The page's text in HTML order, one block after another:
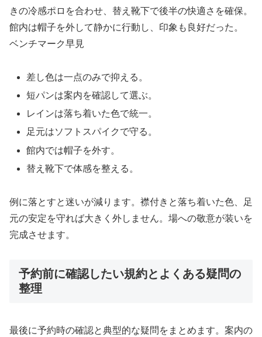
きの冷感ポロを合わせ、替え靴下で後半の快適さを確保。
館内は帽子を外して静かに行動し、印象も良好だった。
ベンチマーク早見
差し色は一点のみで抑える。
短パンは案内を確認して選ぶ。
レインは落ち着いた色で統一。
足元はソフトスパイクで守る。
館内では帽子を外す。
替え靴下で体感を整える。
例に落とすと迷いが減ります。襟付きと落ち着いた色、足
元の安定を守れば大きく外しません。場への敬意が装いを
完成させます。
予約前に確認したい規約とよくある疑問の
整理
最後に予約時の確認と典型的な疑問をまとめます。案内の